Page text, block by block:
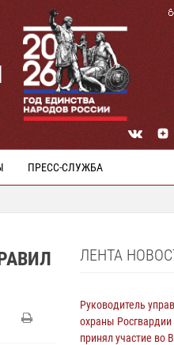
ПРЕСС-СЛУЖБА
ЛЕНТА
Руководитель
охраны
принял участие во